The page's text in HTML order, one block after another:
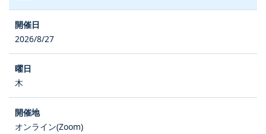
2026/8/27
木
オンライン(Zoom)